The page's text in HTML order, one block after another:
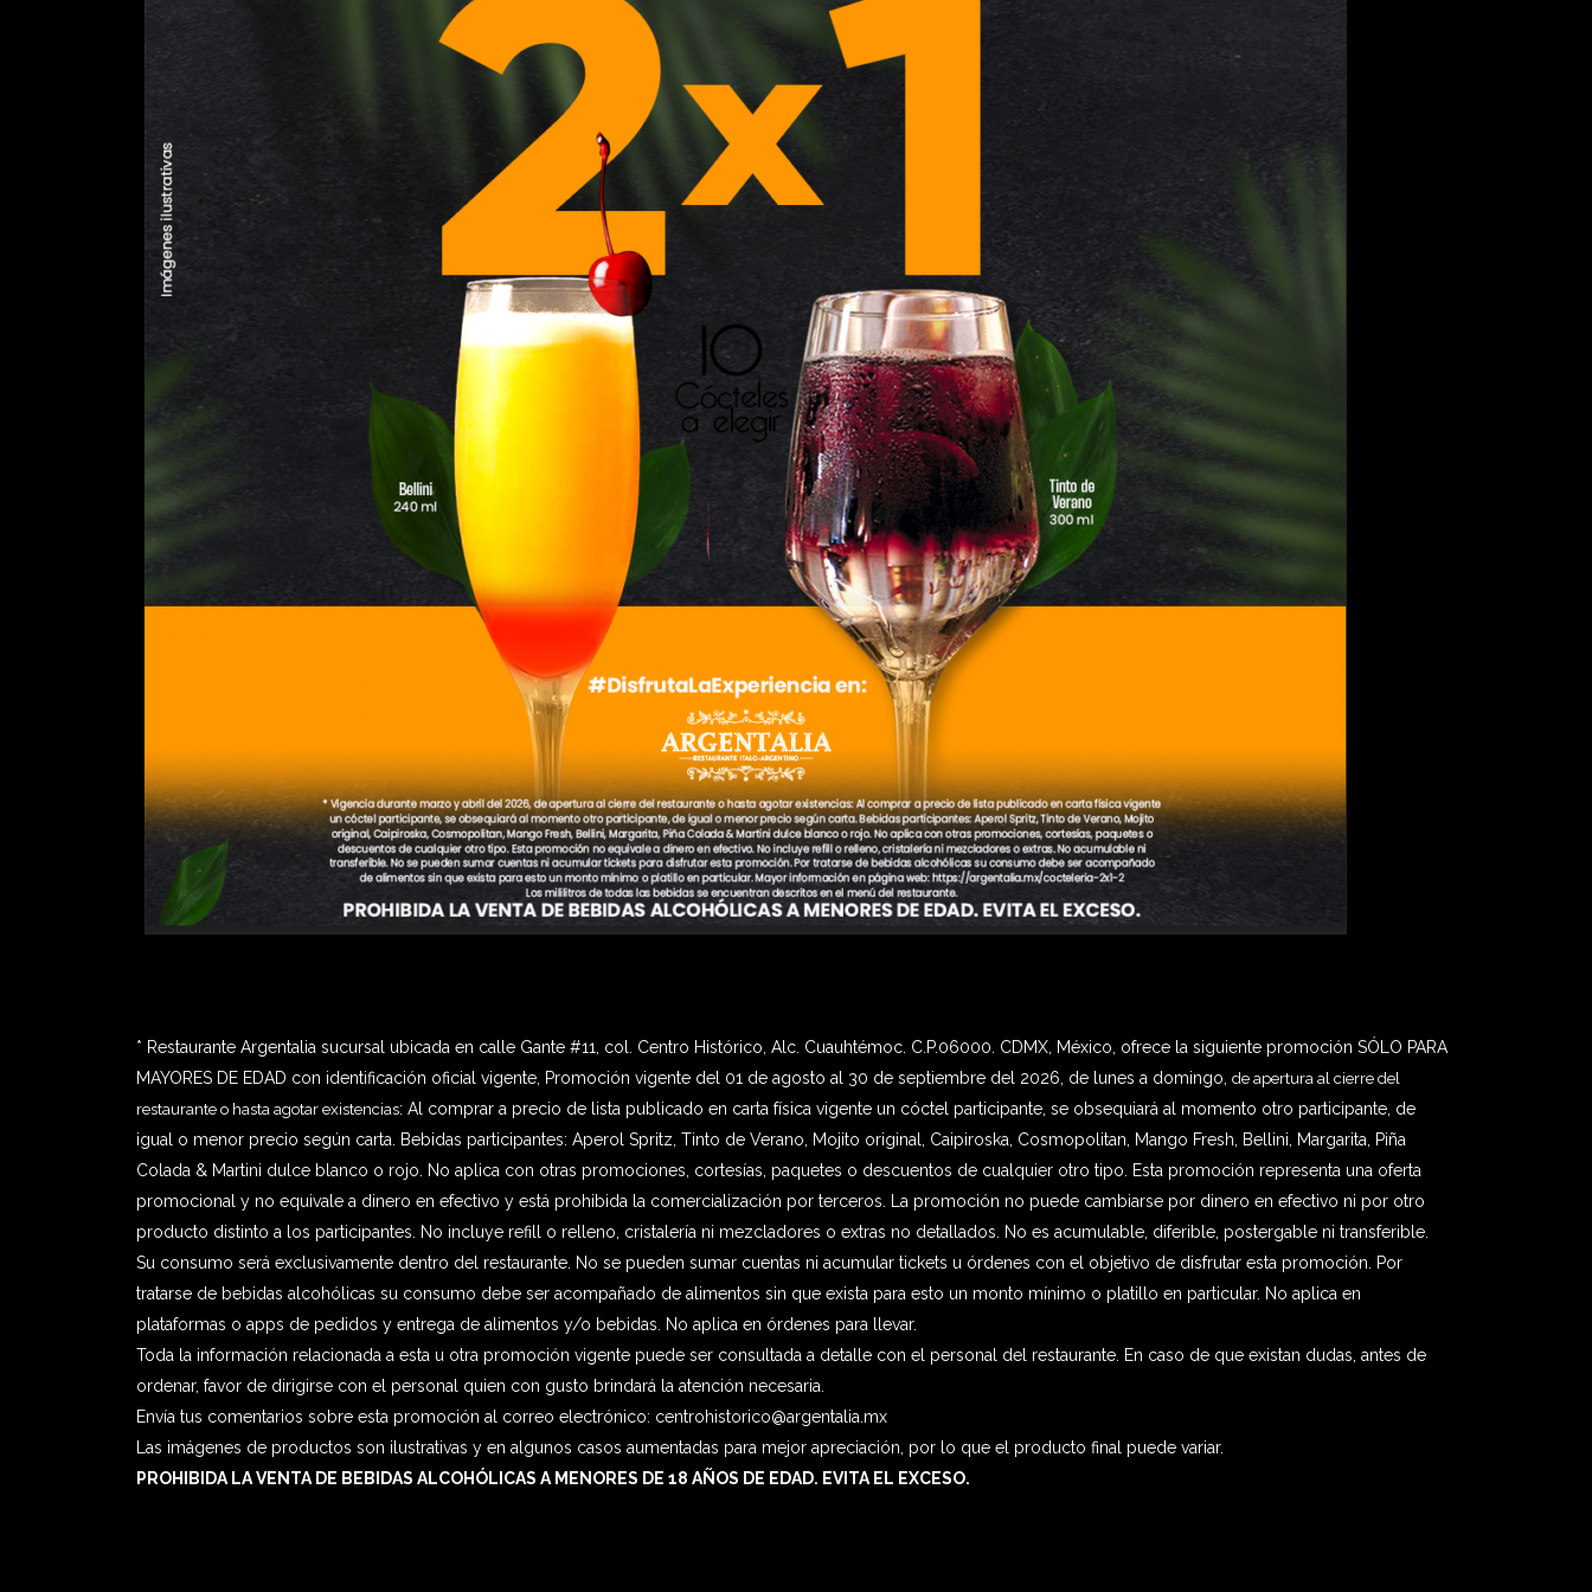
* Restaurante Argentalia sucursal ubicada en calle Gante #11, col. Centro Histórico, Alc. Cuauhtémoc. C.P.06000. CDMX, México, ofrece la siguiente promoción SÓLO PARA
MAYORES DE EDAD con identificación oficial vigente, Promoción vigente del 01 de agosto al 30 de septiembre del 2026, de lunes a domingo, de apertura al cierre del
restaurante o hasta agotar existencias: Al comprar a precio de lista publicado en carta física vigente un cóctel participante, se obsequiará al momento otro participante, de
igual o menor precio según carta. Bebidas participantes: Aperol Spritz, Tinto de Verano, Mojito original, Caipiroska, Cosmopolitan, Mango Fresh, Bellini, Margarita,
Piña
Colada & Martini dulce blanco o rojo. No aplica con otras promociones, cortesías, paquetes o descuentos de cualquier otro tipo.
Esta promoción representa una oferta
promocional y no equivale a dinero en efectivo y está prohibida la comercialización por terceros. La promoción no puede cambiarse por dinero en efectivo ni por otro
producto distinto a los participantes. No incluye refill o relleno, cristalería ni mezcladores o extras no detallados. No es acumulable, diferible, postergable ni transferible.
Su consumo será exclusivamente dentro del restaurante. No se pueden sumar cuentas ni acumular tickets u órdenes con el objetivo de disfrutar esta promoción. Por
tratarse de bebidas alcohólicas su consumo debe ser acompañado de alimentos sin que exista para esto un monto mínimo o platillo en particular. No aplica en
plataformas o apps de pedidos y entrega de alimentos y/o bebidas. No aplica en órdenes para llevar.
Toda la información relacionada a esta u otra promoción vigente puede ser consultada a detalle con el personal del restaurante. En caso de que existan dudas, antes de
ordenar, favor de dirigirse con el personal quien con gusto brindará la atención necesaria.
Envía tus comentarios sobre esta promoción al correo electrónico: centrohistorico@argentalia.mx
Las imágenes de productos son ilustrativas y en algunos casos aumentadas para mejor apreciación, por lo que el producto final puede variar.
PROHIBIDA LA VENTA DE BEBIDAS ALCOHÓLICAS A MENORES DE 18 AÑOS DE EDAD. EVITA EL EXCESO.